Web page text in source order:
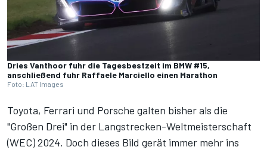
Dries Vanthoor fuhr die Tagesbestzeit im BMW #15,
anschließend fuhr Raffaele Marciello einen Marathon
Foto: LAT Images
Toyota, Ferrari und Porsche galten bisher als die
"Großen Drei" in der Langstrecken-Weltmeisterschaft
(WEC) 2024. Doch dieses Bild gerät immer mehr ins